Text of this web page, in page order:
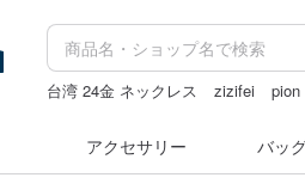
台湾 24金 ネックレス zizifei pion
アクセサリー バッ